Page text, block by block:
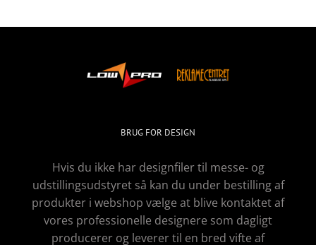
BRUG FOR DESIGN
Hvis du ikke har designfiler til messe- og
udstillingsudstyret så kan du under bestilling af
produkter i webshop vælge at blive kontaktet af
vores professionelle designere som dagligt
producerer og leverer til en bred vifte af